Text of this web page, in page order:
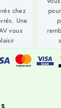
chez
Une
vous